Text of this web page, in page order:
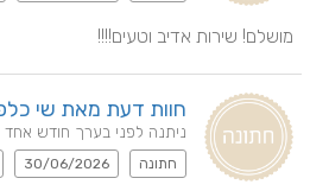
מושלם! שירות אדיב וטעים!!!!
חוות דעת מאת שי
ניתנה לפני בערך חודש אחד
חתונה 30/06/2026